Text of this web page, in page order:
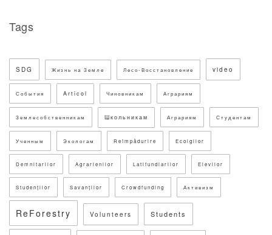
Tags
SDG Жизнь на Земле Лесо-Восстановление video
События Articol Чиновникам Аграриям
Землесобственникам Школьникам Аграриям Студентам
Ученным Экологам Reîmpădurire Ecolgilor
Demnitarilor Agrarienilor Latifundiarilor Elevilor
Studenților Savanților Crowdfunding Активизм
ReForestry Volunteers Students